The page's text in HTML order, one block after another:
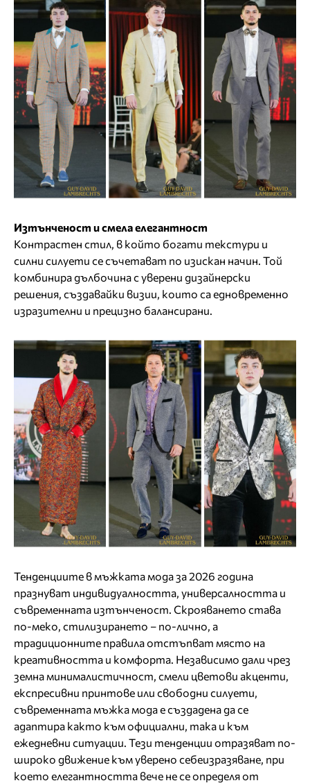
Изтънченост и смела елегантност
Контрастен стил, в който богати текстури и
силни силуети се съчетават по изискан начин. Той
комбинира дълбочина с уверени дизайнерски
решения, създавайки визии, които са едновременно
изразителни и прецизно балансирани.
Тенденциите в мъжката мода за 2026 година
празнуват индивидуалността, универсалността и
съвременната изтънченост. Скрояването става
по-меко, стилизирането – по-лично, а
традиционните правила отстъпват място на
креативността и комфорта. Независимо дали чрез
земна минималистичност, смели цветови акценти,
експресивни принтове или свободни силуети,
съвременната мъжка мода е създадена да се
адаптира както към официални, така и към
ежедневни ситуации. Тези тенденции отразяват по-
широко движение към уверено себеизразяване, при
което елегантността вече не се определя от